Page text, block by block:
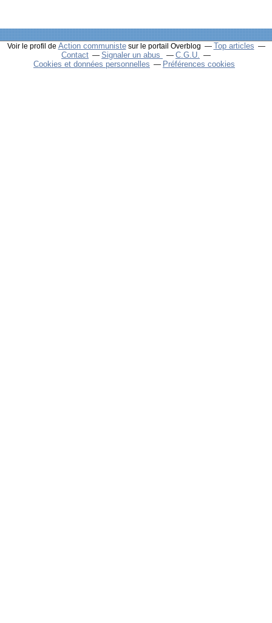
Voir le profil de Action communistesur le portail Overblog
Top articles
Contact
Signaler un abus
C.G.U.
Cookies et données personnelles
Préférences cookies